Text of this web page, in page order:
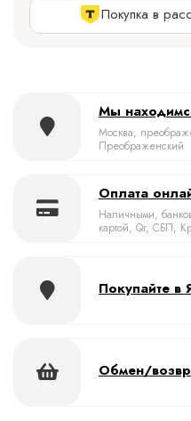
Покупка в
Мы
Москва,
Преображенский
Оплата
Наличными,
картой, Qr, СБП,
Покупайте
Обмен/